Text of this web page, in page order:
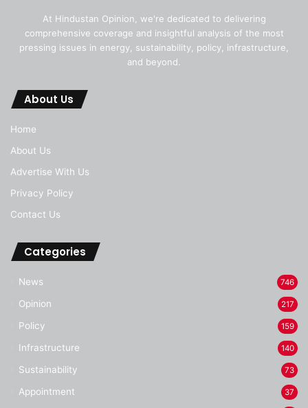
At Hindustan Opinion, we're dedicated to delivering
comprehensive coverage and insightful analysis of the most
pressing issues in energy, sustainability, policy, infrastructure,
and beyond.
About Us
Home
About Us
Advertise With Us
Privacy Policy
Contact Us
Categories
News 746
Opinion 217
Policy 159
Infrastructure 140
Sustainability 73
Appointment 37